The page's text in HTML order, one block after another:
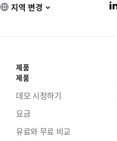
지역 변경
제품
제품
데모 시청하기
요금
유료와 무료 비교